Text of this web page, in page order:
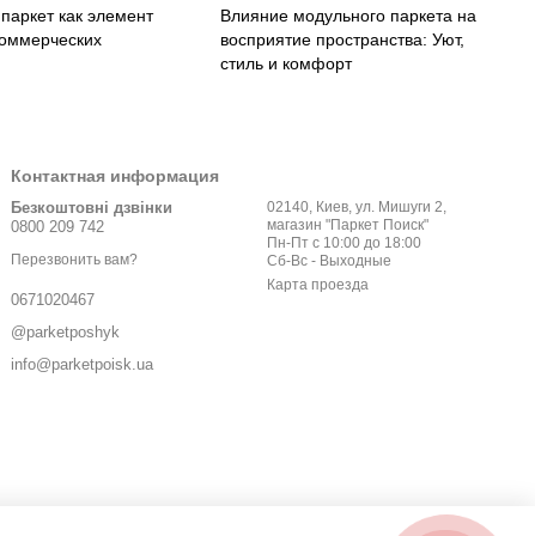
как элемент
Влияние модульного паркета на
восприятие пространства: Уют,
стиль и комфорт
Контактная информация
Безкоштовні дзвінки
0800 209 742
Перезвонить вам?
0671020467
@parketposhyk
info@parketpoisk.ua
02140, Киев, ул. Мишуги 2,
магазин "Паркет Поиск"
Пн-Пт с 10:00 до 18:00
Сб-Вс - Выходные
Карта проезда